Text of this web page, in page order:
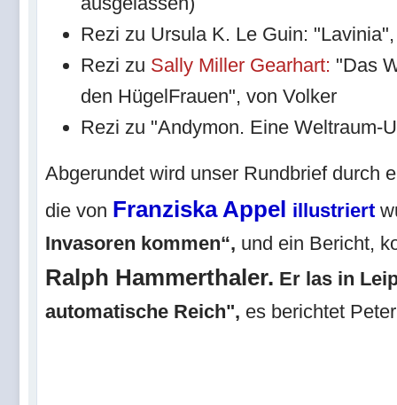
Rezi zu Ursula K. Le Guin:
Rezi zu Sally Miller Gearhart: "Das
den HügelFrauen", von Volker
Rezi zu "Andymon. Eine Weltraum-
Abgerundet wird unser Rundbrief durch
die von Franziska Appel illustriert
Invasoren kommen“, und ein Bericht,
Ralph Hammerthaler. Er las in
automatische Reich", es berichtet Peter